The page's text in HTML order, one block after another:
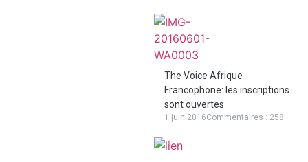
The Voice Afrique
Francophone: les inscriptions
sont ouvertes
1 juin 2016Commentaires : 258